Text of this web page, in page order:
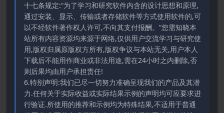
十七条规定:“为了学习和研究软件内含的设计思想和原理,
通过安装、显示、传输或者存储软件等方式使用软件的,可
以不经软件著作权人许可,不向其支付报酬。”您需知晓本
站所有内容资源均来源于网络,仅供用户交流学习与研究使
用,版权归属原版权方所有,版权争议与本站无关,用户本人
下载后不能用作商业或非法用途,需在24小时之内删除,否
则后果均由用户承担责任!
6.特别声明:我们已尽一切努力准确呈现我们的产品及其潜
力.任何关于实际收益或实际结果示例的声明均可应要求进
行验证.所使用的推荐和示例均为特殊结果,不适用于普通